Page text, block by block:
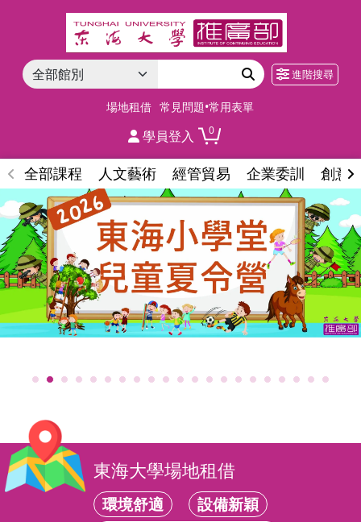
進階搜尋
場地租借 常見問題•常用表單
學員登入 0
全部課程 人文藝術 經管貿易 企業委訓 創意
東海大學場地租借
環境舒適
設備新穎